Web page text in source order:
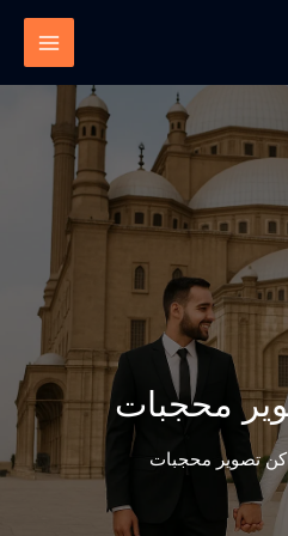
محجبات
تصوير محجبات